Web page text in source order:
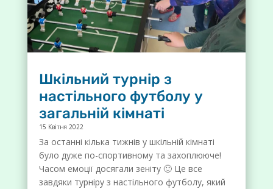
Шкільний турнір з
настільного футболу у
загальній кімнаті
15 Квітня 2022
За останні кілька тижнів у шкільній кімнаті
було дуже по-спортивному та захоплююче!
Часом емоції досягали зеніту 🙂 Це все
завдяки турніру з настільного футболу, який